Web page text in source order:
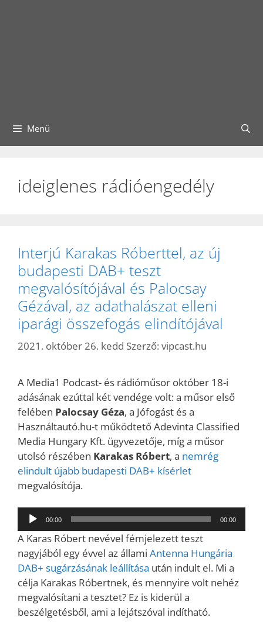
Menü
ideiglenes rádióengedély
Interjú Karakas Róberttel, az új
budapesti DAB+ teszt
megvalósítójával és Palocsay
Gézával, az adathalászat elleni
iparági összefogás elindítójával
2021. október 26. kedd Szerző: vipcast.hu
A Media1 Podcast- és rádióműsor október 18-i
adásának ezúttal két vendége volt: a műsor első
felében Palocsay Géza, a Jófogást és a
Használtautó.hu-t működtető Adevinta Classified
Media Hungary Kft. ügyvezetője, míg a műsor
utolsó részében Karakas Róbert, a nemrég
elindult újabb budapesti DAB+ kísérlet
megvalósítója.
Audió
lejátszó
00:00 00:00
A Karas Róbert nevével fémjelezett teszt
nagyjából egy évvel az állami Antenna Hungária
DAB+ sugárzásának leállítása után indult el. Mi a
célja Karakas Róbertnek, és mennyire volt nehéz
megvalósítani a tesztet? Ez is kiderül a
beszélgetésből, ami a lejátszóval indítható.